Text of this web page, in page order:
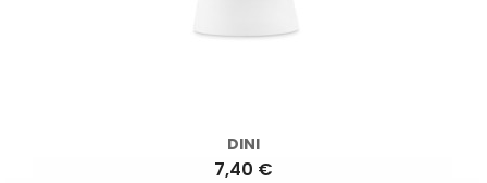
DINI
7,40 €